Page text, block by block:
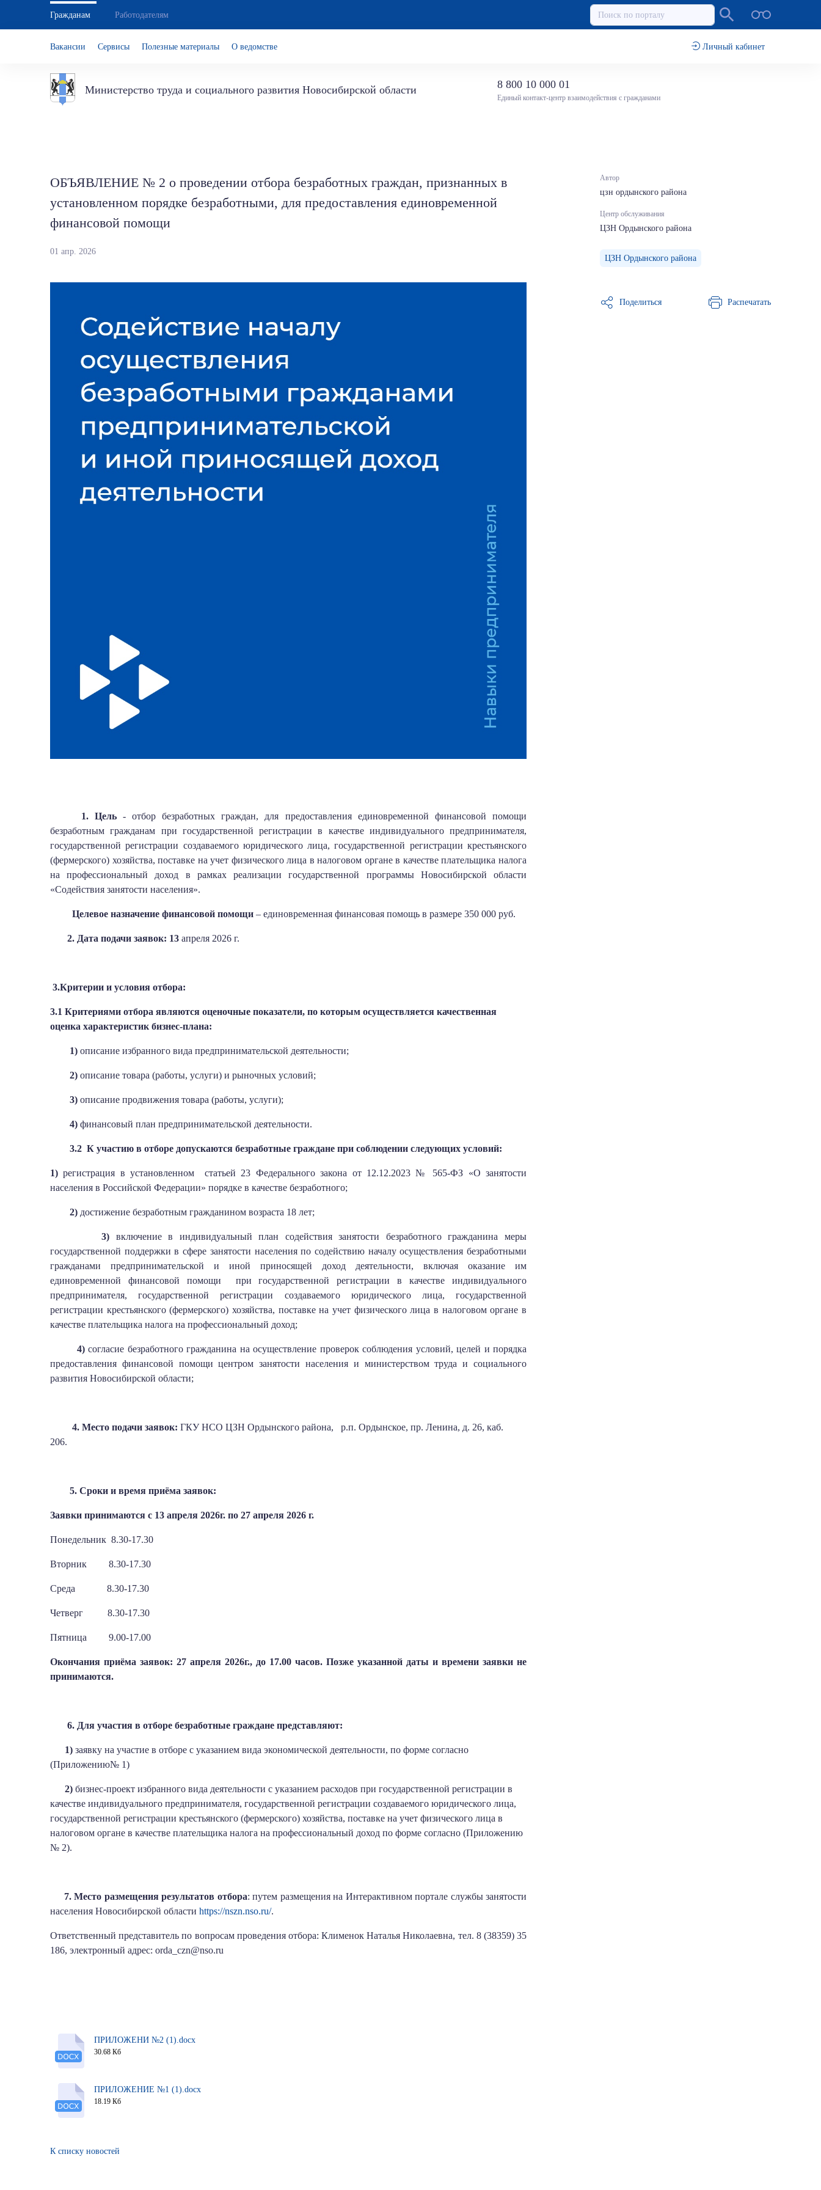
Гражданам Работодателям
Вакансии Сервисы Полезные материалы О ведомстве Личный кабинет
Министерство труда и социального развития Новосибирской области 8 800 10 000 01
Единый контакт-центр взаимодействия с гражданами
ОБЪЯВЛЕНИЕ № 2 о проведении отбора безработных граждан, признанных в
установленном порядке безработными, для предоставления единовременной
финансовой помощи
01 апр. 2026
1. Цель- отбор безработных граждан, для предоставления единовременной финансовой помощи
безработным гражданам при государственной регистрации в качестве индивидуального предпринимателя,
государственной регистрации создаваемого юридического лица, государственной регистрации крестьянского
(фермерского) хозяйства, поставке на учет физического лица в налоговом органе в качестве плательщика налога
на профессиональный доход в рамках реализации государственной программы Новосибирской области
«Содействия занятости населения».
Целевое назначение финансовой помощи – единовременная финансовая помощь в размере 350 000 руб.
2. Дата подачи заявок: 13 апреля 2026 г.
3.Критерии и условия отбора:
3.1 Критериями отбора являются оценочные показатели, по которым осуществляется качественная
оценка характеристик бизнес-плана:
1) описание избранного вида предпринимательской деятельности;
2) описание товара (работы, услуги) и рыночных условий;
3) описание продвижения товара (работы, услуги);
4) финансовый план предпринимательской деятельности.
3.2 К участию в отборе допускаются безработные граждане при соблюдении следующих условий:
1) регистрация в установленном статьей 23 Федерального закона от 12.12.2023 № 565-ФЗ «О занятости
населения в Российской Федерации» порядке в качестве безработного;
2) достижение безработным гражданином возраста 18 лет;
3) включение в индивидуальный план содействия занятости безработного гражданина меры
государственной поддержки в сфере занятости населения по содействию началу осуществления безработными
гражданами предпринимательской и иной приносящей доход деятельности, включая оказание им
единовременной финансовой помощи при государственной регистрации в качестве индивидуального
предпринимателя, государственной регистрации создаваемого юридического лица, государственной
регистрации крестьянского (фермерского) хозяйства, поставке на учет физического лица в налоговом органе в
качестве плательщика налога на профессиональный доход;
4)согласие безработного гражданина на осуществление проверок соблюдения условий, целей и порядка
предоставления финансовой помощи центром занятости населения и министерством труда и социального
развития Новосибирской области;
4. Место подачи заявок: ГКУ НСО ЦЗН Ордынского района,
р.п. Ордынское, пр. Ленина, д. 26, каб.
206.
5. Сроки и время приёма заявок:
Заявки принимаются с 13 апреля 2026г. по 27 апреля 2026 г.
Понедельник 8.30-17.30
Вторник 8.30-17.30
Среда 8.30-17.30
Четверг 8.30-17.30
Пятница 9.00-17.00
Окончания приёма заявок: 27 апреля 2026г., до 17.00 часов. Позже указанной даты и времени заявки не
принимаются.
6. Для участия в отборе безработные граждане представляют:
1) заявку на участие в отборе с указанием вида экономической деятельности, по форме согласно
(Приложению№ 1)
2) бизнес-проект избранного вида деятельности с указанием расходов при государственной регистрации в
качестве индивидуального предпринимателя, государственной регистрации создаваемого юридического лица,
государственной регистрации крестьянского (фермерского) хозяйства, поставке на учет физического лица в
налоговом органе в качестве плательщика налога на профессиональный доход по форме согласно (Приложению
№ 2).
7. Место размещения результатов отбора: путем размещения на Интерактивном портале службы занятости
населения Новосибирской области https://nszn.nso.ru/.
Ответственный представитель по вопросам проведения отбора: Клименок Наталья Николаевна, тел. 8 (38359) 35
186, электронный адрес: orda_czn@nso.ru
ПРИЛОЖЕНИ №2 (1).docx
30.68 Кб
ПРИЛОЖЕНИЕ №1 (1).docx
18.19 Кб
К списку новостей
Автор
цзн ордынского района
Центр обслуживания
ЦЗН Ордынского района
ЦЗН Ордынского района
Поделиться Распечатать